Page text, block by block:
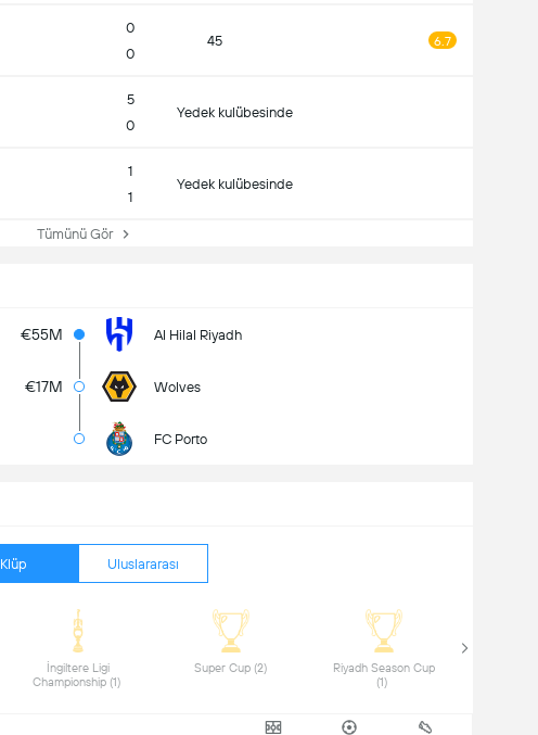
0
0
45 6.7
5
0
Yedek kulübesinde
1
1
Yedek kulübesinde
Tümünü Gör
€55M Al Hilal Riyadh
€17M Wolves
FC Porto
Klüp Uluslararası
İngiltere Ligi
Riyadh Season Cup